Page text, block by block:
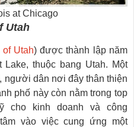
at Chicago
Utah
Utah) được thành lập năm
thuộc bang Utah. Một
người dân nơi đây thân thiện
phố này còn nằm trong top
cho kinh doanh và công
vào việc cung ứng một